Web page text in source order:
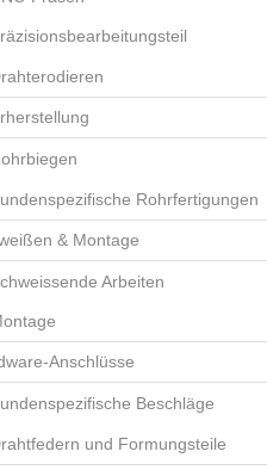
Rohrfertigungen
& Montage
Arbeiten
Anschlüsse
Beschläge
und Formungsteile